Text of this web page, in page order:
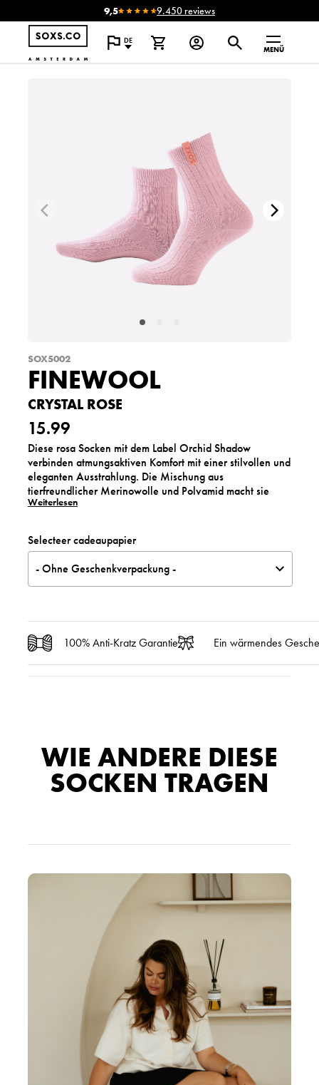
9,5 9.450 reviews
DE
MENÜ
SOX5002
FINEWOOL
CRYSTAL ROSE
15.99
Diese rosa Socken mit dem Label Orchid Shadow
verbinden atmungsaktiven Komfort mit einer stilvollen und
eleganten Ausstrahlung. Die Mischung aus
tierfreundlicher Merinowolle und Polyamid macht sie
besonders weich, strapazierfähig und formbeständig. Die
feminine und moderne Note ideal für den Alltag und
besondere Momente.
Weiterlesen
Selecteer cadeaupapier
- Ohne Geschenkverpackung -
100% Anti-Kratz Garantie Ein wärmendes
WIE ANDERE DIESE
SOCKEN TRAGEN